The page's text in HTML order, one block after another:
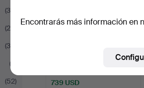
(36)
(24)
(38)
(2)
(52)
739 USD
Encontrarás más información en